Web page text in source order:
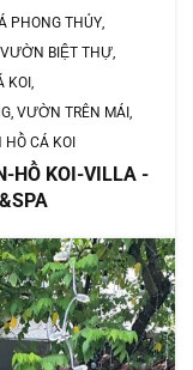
PHONG THỦY
BIỆT THỰ
KOI
VƯỜN TRÊN MÁI
CÁ KOI
HỒ KOI-VILLA -